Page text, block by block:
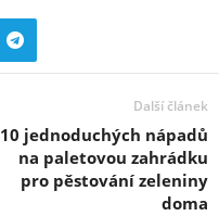
Další článek
10 jednoduchých nápadů
na paletovou zahrádku
pro pěstování zeleniny
doma